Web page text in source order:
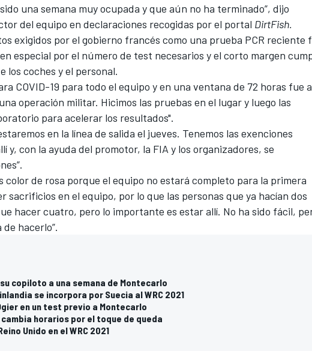
una semana muy ocupada y que aún no ha terminado”, dijo
del equipo en declaraciones recogidas por el portal DirtFish.
exigidos por el gobierno francés como una prueba PCR reciente
especial por el número de test necesarios y el corto margen
los coches y el personal.
COVID-19 para todo el equipo y en una ventana de 72 horas fue
operación militar. Hicimos las pruebas en el lugar y luego las
para acelerar los resultados".
en la línea de salida el jueves. Tenemos las exenciones
y, con la ayuda del promotor, la FIA y los organizadores, se
color de rosa porque el equipo no estará completo para la primera
sacrificios en el equipo, por lo que las personas que ya hacían dos
hacer cuatro, pero lo importante es estar allí. No ha sido fácil,
hacerlo”.
copiloto a una semana de Montecarlo
se incorpora por Suecia al WRC 2021
en un test previo a Montecarlo
horarios por el toque de queda
Unido en el WRC 2021